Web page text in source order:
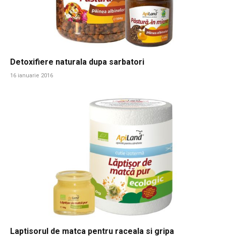
Detoxifiere naturala dupa sarbatori
16 ianuarie 2016
Laptisorul de matca pentru raceala si gripa